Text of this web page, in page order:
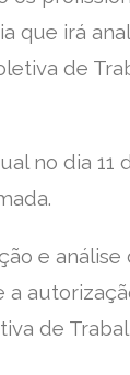
que irá
de
no dia 11
e análise
de